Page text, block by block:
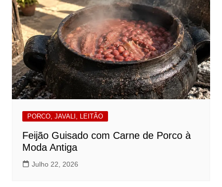
PORCO, JAVALI, LEITÃO
Feijão Guisado com Carne de Porco à
Moda Antiga
Julho 22, 2026